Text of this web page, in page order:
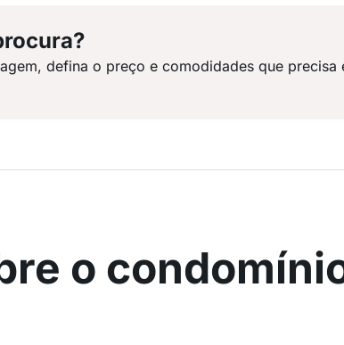
defina o preço e comodidades que precisa
o